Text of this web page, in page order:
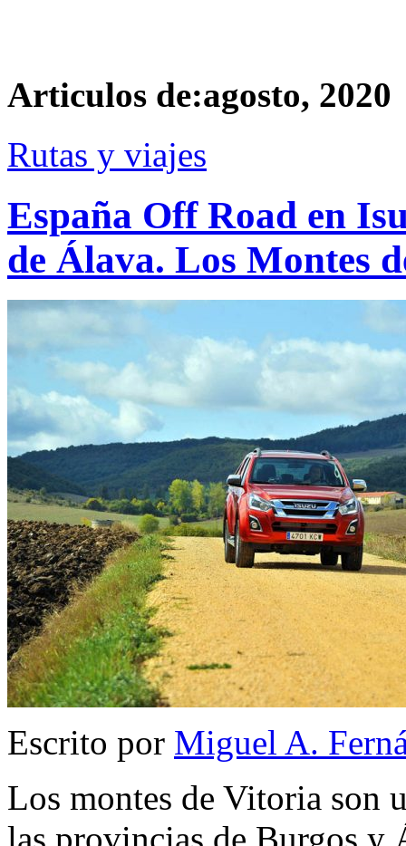
Articulos de:agosto, 2020
Rutas y viajes
España Off Road en
de Álava. Los Montes
Escrito por Miguel A.
Los montes de Vitoria son